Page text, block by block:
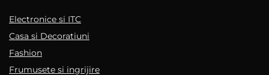
Electronice si ITC
Casa si Decoratiuni
Fashion
Frumusete si ingrijire